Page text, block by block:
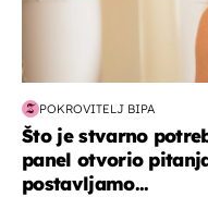
POKROVITELJ BIPA
Što je stvarno
panel otvorio
postavljamo...